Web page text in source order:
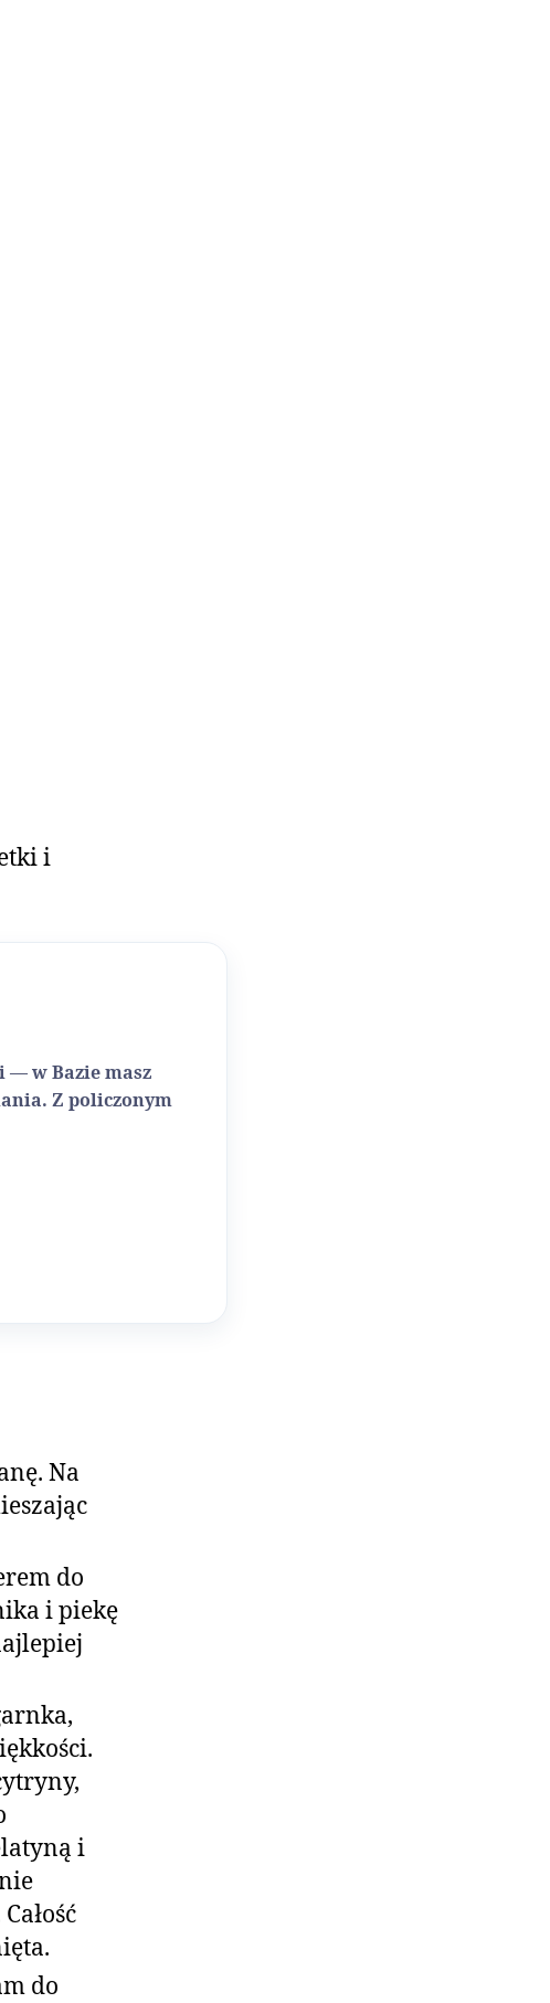
i
— w Bazie masz
Z policzonym
Na
do
i piekę
i
do